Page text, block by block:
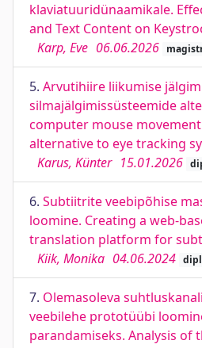
klaviatuuridünaamikale.
and Text Content on
Karp, Eve 06.06.2026
5. Arvutihiire liikumise
silmajälgimissüsteemide
computer mouse
alternative to eye tracking
Karus, Künter 15.01.2026
6. Subtiitrite veebipõhise
loomine. Creating a web-
translation platform for
Kiik, Monika 04.06.2024
7. Olemasoleva
veebilehe prototüübi
parandamiseks. Analysis of